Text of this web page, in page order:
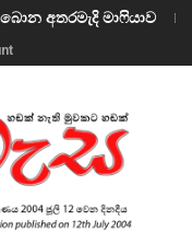
අතරමැදි මාෆියාව